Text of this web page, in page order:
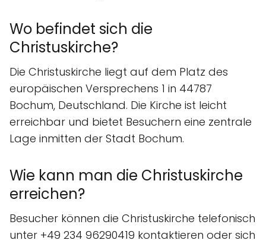
Wo befindet sich die
Christuskirche?
Die Christuskirche liegt auf dem Platz des
europäischen Versprechens 1 in 44787
Bochum, Deutschland. Die Kirche ist leicht
erreichbar und bietet Besuchern eine zentrale
Lage inmitten der Stadt Bochum.
Wie kann man die Christuskirche
erreichen?
Besucher können die Christuskirche telefonisch
unter +49 234 96290419 kontaktieren oder sich